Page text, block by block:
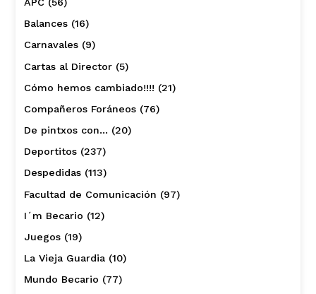
Balances(16)
Carnavales(9)
Cartas al Director(5)
Cómo hemos cambiado!!!! (21)
Compañeros Foráneos(76)
De pintxos con… (20)
Deportitos(237)
Despedidas(113)
Facultad de Comunicación (97)
I´m Becario (12)
Juegos(19)
La Vieja Guardia(10)
Mundo Becario (77)